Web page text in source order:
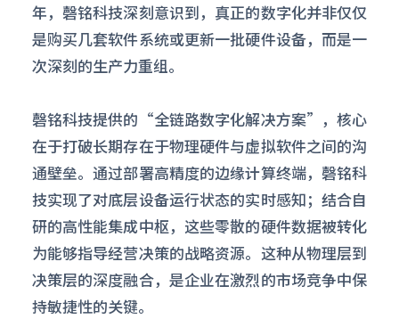
年，磬铭科技深刻意识到，真正的数字化并非仅仅
是购买几套软件系统或更新一批硬件设备，而是一
次深刻的生产力重组。
磬铭科技提供的“全链路数字化解决方案”，核心
在于打破长期存在于物理硬件与虚拟软件之间的沟
通壁垒。通过部署高精度的边缘计算终端，磬铭科
技实现了对底层设备运行状态的实时感知；结合自
研的高性能集成中枢，这些零散的硬件数据被转化
为能够指导经营决策的战略资源。这种从物理层到
决策层的深度融合，是企业在激烈的市场竞争中保
持敏捷性的关键。